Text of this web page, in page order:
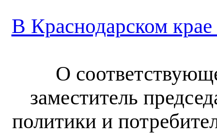
В Краснодарском
О
заместитель
политики и